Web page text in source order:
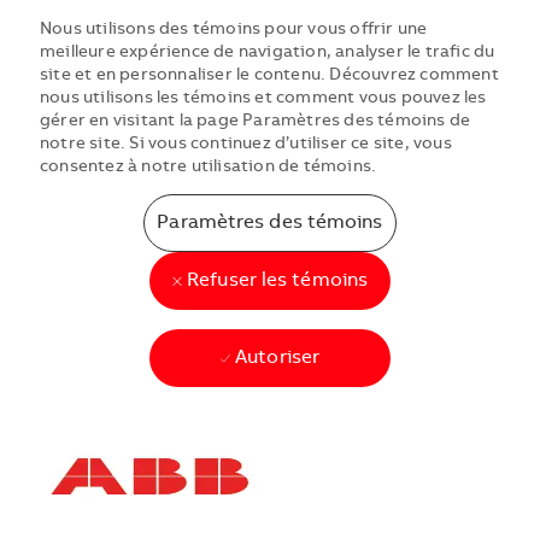
Nous utilisons des témoins pour vous offrir une
meilleure expérience de navigation, analyser le trafic du
site et en personnaliser le contenu. Découvrez comment
nous utilisons les témoins et comment vous pouvez les
gérer en visitant la page Paramètres des témoins de
notre site. Si vous continuez d’utiliser ce site, vous
consentez à notre utilisation de témoins.
Paramètres des témoins
Refuser les témoins
Autoriser